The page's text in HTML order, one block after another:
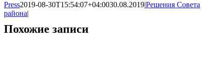
Press2019-08-30T15:54:07+04:0030.08.2019|Решения Совета
района|
Похожие записи